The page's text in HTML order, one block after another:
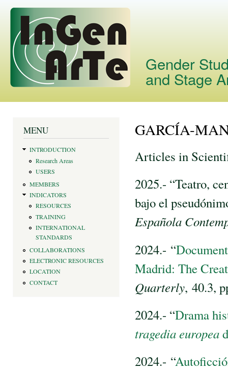
Gender
and Stage
You are here
MENU
INTRODUCTION
Research Areas
USERS
MEMBERS
INDICATORS
RESOURCES
TRAINING
INTERNATIONAL
STANDARDS
COLLABORATIONS
ELECTRONIC RESOURCES
LOCATION
CONTACT
GARCÍA-
Articles in
2025.- “Teatro,
bajo el
Española
2024.- “
Madrid: The
Quarterly, 40.3,
2024.- “Drama
tragedia europea
2024.- “